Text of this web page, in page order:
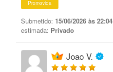
Promovida
Submetido: 15/06/2026 às 22:04
estimada: Privado
Joao V.